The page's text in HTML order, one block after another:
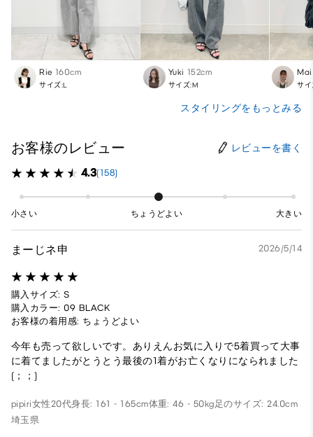
Rie 160cm
サイズ:L
Yuki 152cm
サイズ:M
Mai
サ
スタイリングをもっとみる
お客様のレビュー レビューを書く
4.3(158)
小さい ちょうどよい 大きい
まーじネ申 2026/5/14
購入サイズ: S
購入カラー: 09 BLACK
お客様の着用感: ちょうどよい
今年も売って欲しいです。ありえんお気に入りで5着買って大事
に着てましたがとうとう最後の1着がお亡くなりになられました
(；；)
pipiri女性20代身長: 161 - 165cm体重: 46 - 50kg足のサイズ: 24.0cm
埼玉県